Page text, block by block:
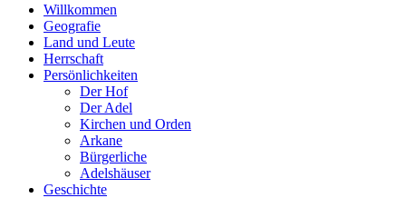
Willkommen
Geografie
Land und Leute
Herrschaft
Persönlichkeiten
Der Hof
Der Adel
Kirchen und Orden
Arkane
Bürgerliche
Adelshäuser
Geschichte